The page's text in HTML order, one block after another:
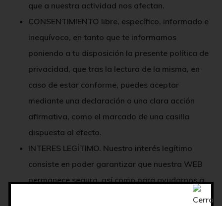
que a nuestra actividad nos afectan.
CONSENTIMIENTO libre, específico, informado e
inequívoco, en tanto que te informamos
poniendo a tu disposición la presente política de
privacidad, que tras la lectura de la misma, en
caso de estar conforme, puedes aceptar
mediante una declaración o una clara acción
afirmativa, como el marcado de una casilla
dispuesta al efecto.
INTERES LEGÍTIMO. Nuestro interés legítimo
consiste en poder garantizar que nuestra WEB
permanece segura, así como para ayudarnos a
comprender las necesidades, expectativas y el